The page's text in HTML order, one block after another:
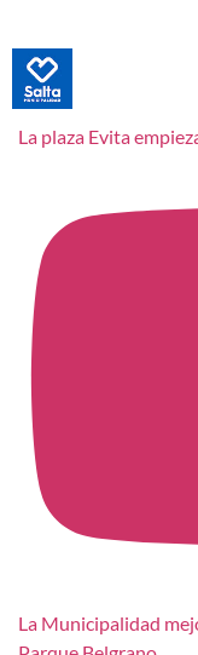
La plaza Evita
La Municipalidad